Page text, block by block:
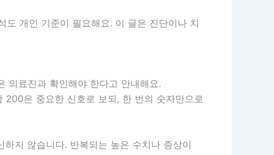
도 개인 기준이 필요해요. 이 글은 진단이나 치
의료진과 확인해야 한다고 안내해요.
은 중요한 신호로 보되, 한 번의 숫자만으로
지 않습니다. 반복되는 높은 수치나 증상이